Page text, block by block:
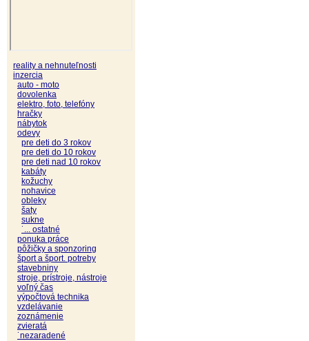
reality a nehnuteľnosti
inzercia
auto - moto
dovolenka
elektro, foto, telefóny
hračky
nábytok
odevy
pre deti do 3 rokov
pre deti do 10 rokov
pre deti nad 10 rokov
kabáty
kožuchy
nohavice
obleky
šaty
sukne
˙... ostatné
ponuka práce
pôžičky a sponzoring
šport a šport. potreby
stavebniny
stroje, prístroje, nástroje
voľný čas
výpočtová technika
vzdelávanie
zoznámenie
zvieratá
˙nezaradené